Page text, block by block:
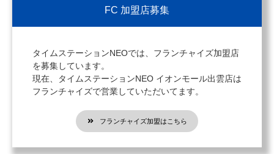
FC 加盟店募集
タイムステーションNEOでは、フランチャイズ加盟店
を募集しています。
現在、タイムステーションNEO イオンモール出雲店は
フランチャイズで営業していただいてます。
フランチャイズ加盟はこちら